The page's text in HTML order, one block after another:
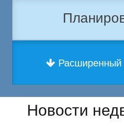
Расширенный
Новости